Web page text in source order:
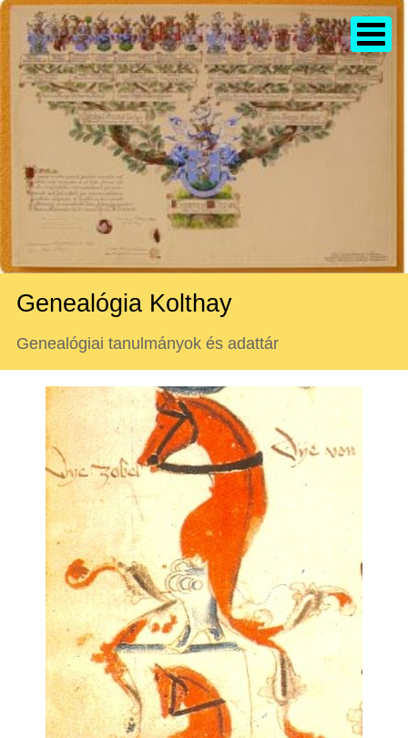
Genealógia Kolthay
Genealógiai tanulmányok és adattár